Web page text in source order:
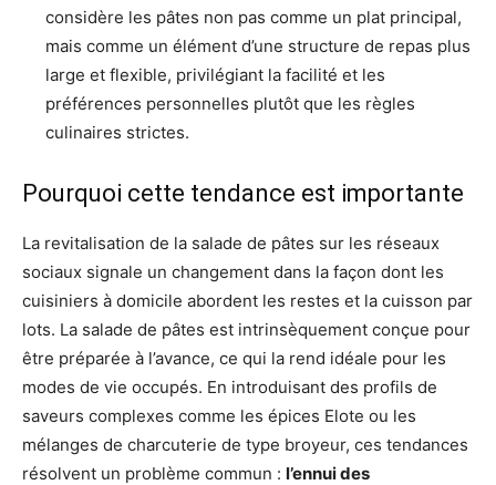
considère les pâtes non pas comme un plat principal,
mais comme un élément d’une structure de repas plus
large et flexible, privilégiant la facilité et les
préférences personnelles plutôt que les règles
culinaires strictes.
Pourquoi cette tendance est importante
La revitalisation de la salade de pâtes sur les réseaux
sociaux signale un changement dans la façon dont les
cuisiniers à domicile abordent les restes et la cuisson par
lots. La salade de pâtes est intrinsèquement conçue pour
être préparée à l’avance, ce qui la rend idéale pour les
modes de vie occupés. En introduisant des profils de
saveurs complexes comme les épices Elote ou les
mélanges de charcuterie de type broyeur, ces tendances
résolvent un problème commun : l’ennui des